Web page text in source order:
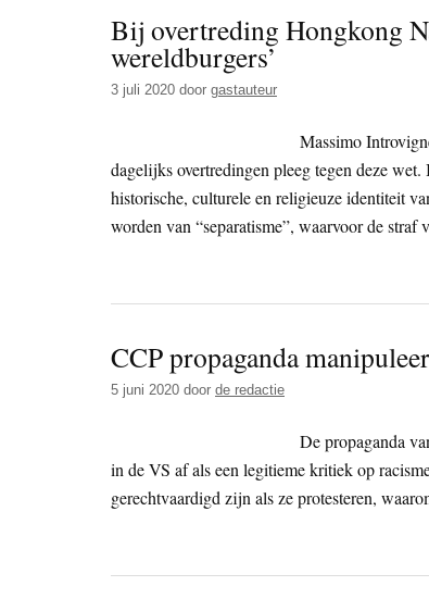
Bij overtreding Hongkong
wereldburgers’
3 juli 2020 door gastauteur
Massimo
dagelijks overtredingen pleeg tegen deze
historische, culturele en religieuze identiteit
worden van “separatisme”, waarvoor de straf
CCP propaganda
5 juni 2020 door de redactie
De propaganda
in de VS af als een legitieme kritiek op
gerechtvaardigd zijn als ze protesteren,